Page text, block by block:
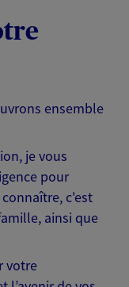
ensemble
je vous
pour
c'est
ainsi que
votre